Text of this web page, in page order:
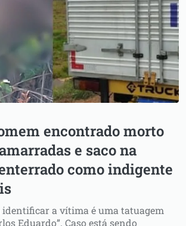
encontrado morto
e saco na
como indigente
a vítima é uma tatuagem
Eduardo”. Caso está sendo